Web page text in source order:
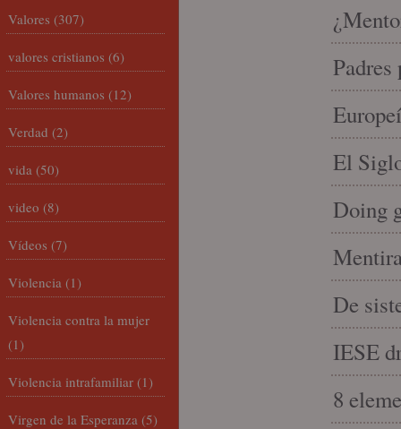
Padres
El
Doing
De
IESE
8
Valores (307)
valores cristianos (6)
Valores humanos (12)
Verdad (2)
vida (50)
video (8)
Vídeos (7)
Violencia (1)
Violencia contra la mujer
(1)
Violencia intrafamiliar (1)
Virgen de la Esperanza (5)